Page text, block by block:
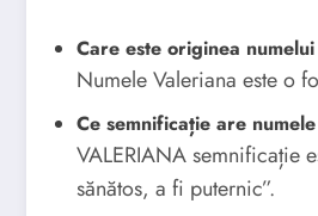
Care este originea
Numele Valeriana este o
Ce semnificație are
VALERIANA semnificație
sănătos, a fi puternic”.